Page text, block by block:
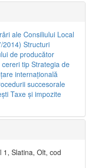
ale Consiliului Local
2014) Structuri
de producător
tipStrategia de
internaţională
succesorale
Taxe şi impozite
1, Slatina, Olt, cod